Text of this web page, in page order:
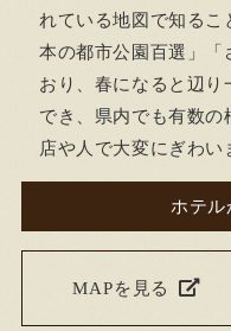
れている地図で知るこ
本の都市公園百選」「
おり、春になると辺
でき、県内でも有数の
店や人で大変にぎわい
ホテ
MAPを見る